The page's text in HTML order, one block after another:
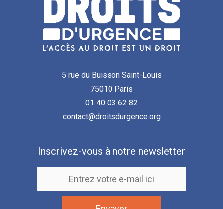
5 rue du Buisson Saint-Louis
75010 Paris
01 40 03 62 82
contact@droitsdurgence.org
Inscrivez-vous à notre newsletter